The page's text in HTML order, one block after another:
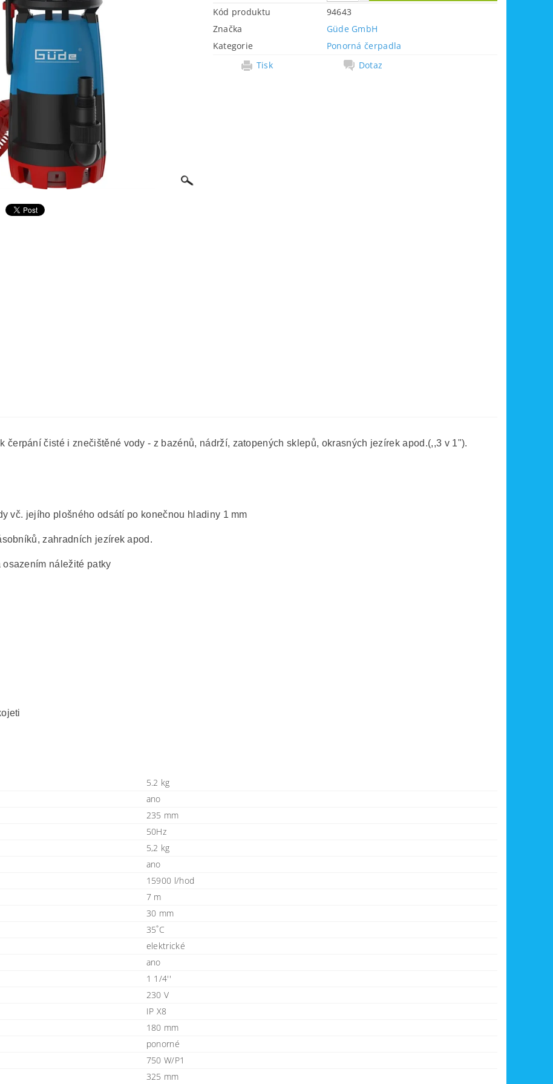
Kód produktu
94643
Značka
Güde GmbH
Kategorie
Ponorná čerpadla
Tisk
Dotaz
čerpání čisté i znečištěné vody - z bazénů, nádrží, zatopených sklepů, okrasných jezírek apod.(,,3 v 1").
vč. jejího plošného odsátí po konečnou hladiny 1 mm
zahradních jezírek apod.
náležité patky
5.2 kg
ano
235 mm
50Hz
5,2 kg
ano
15900 l/hod
7 m
30 mm
35˚C
elektrické
ano
1 1/4''
230 V
IP X8
180 mm
ponorné
750 W/P1
325 mm